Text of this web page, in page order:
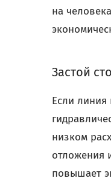
на
Застой
Если линия
низком
отложения
повышает